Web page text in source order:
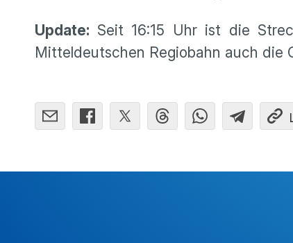
Update: Seit 16:15 Uhr ist die
Mitteldeutschen Regiobahn auch die